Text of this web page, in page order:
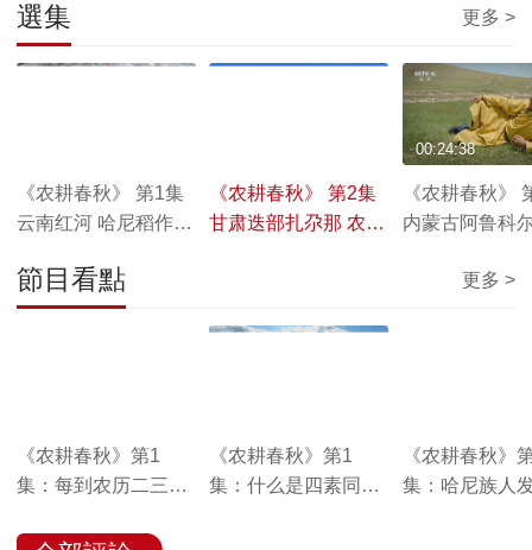
選集 更多 >
《农耕春秋》 第1集
云南红河 哈尼稻作梯
《农耕春秋》 第2集
甘肃迭部扎尕那 农林
《农耕春秋》
内蒙古阿鲁科
00:24:38
節目看點 更多 >
《农耕春秋》第1
集：每到农历二三月
庭的大事
《农耕春秋》第1
集：什么是四素同
《农耕春秋》
集：哈尼族人